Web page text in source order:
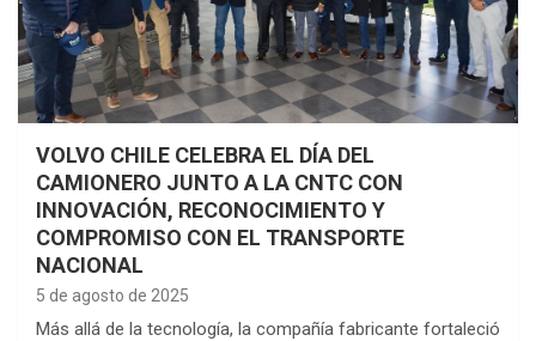
VOLVO CHILE CELEBRA EL DÍA DEL
CAMIONERO JUNTO A LA CNTC CON
INNOVACIÓN, RECONOCIMIENTO Y
COMPROMISO CON EL TRANSPORTE
NACIONAL
5 de agosto de 2025
Más allá de la tecnología, la compañía fabricante fortaleció